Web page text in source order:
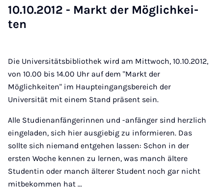
10.10.2012 - Markt der Mög­lich­kei­
ten
Die Universitätsbibliothek wird am Mittwoch, 10.10.2012,
von 10.00 bis 14.00 Uhr auf dem "Markt der
Möglichkeiten" im Haupteingangsbereich der
Universität mit einem Stand präsent sein.
Alle Studienanfängerinnen und -anfänger sind herzlich
eingeladen, sich hier ausgiebig zu informieren. Das
sollte sich niemand entgehen lassen: Schon in der
ersten Woche kennen zu lernen, was manch ältere
Studentin oder manch älterer Student noch gar nicht
mitbekommen hat ...